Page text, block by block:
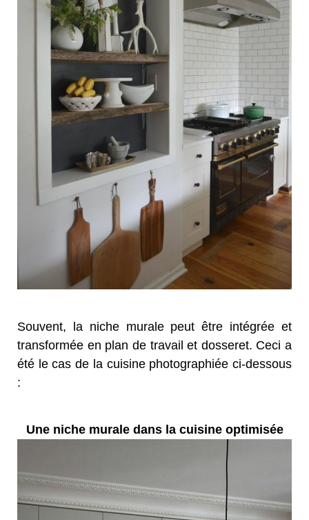
Souvent, la niche murale peut être intégrée et
transformée en plan de travail et dosseret. Ceci a
été le cas de la cuisine photographiée ci-dessous
:
Une niche murale dans la cuisine optimisée